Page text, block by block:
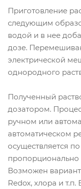
Приготовление
следующим
водой и в нее
дозе.
электрической
однородного
Полученный
дозатором.
ручном или
автоматическом
осуществляется
пропорционально
Возможен
Redox, хлора и